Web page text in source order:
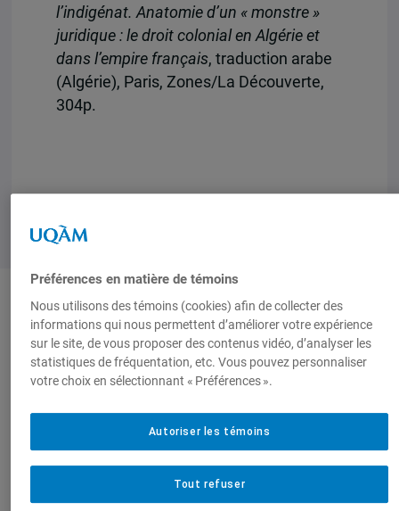
l’indigénat. Anatomie d’un « monstre »
juridique : le droit colonial en Algérie et
dans l’empire français, traduction arabe
(Algérie), Paris, Zones/La Découverte,
304p.
Auteurs-trices
Olivier Le Cour
Produit par
Préférences en matière de témoins
Nous utilisons des témoins (cookies) afin de collecter des
informations qui nous permettent d’améliorer votre expérience
sur le site, de vous proposer des contenus vidéo, d’analyser les
statistiques de fréquentation, etc. Vous pouvez personnaliser
votre choix en sélectionnant « Préférences ».
Tout refuser
Autoriser les témoins